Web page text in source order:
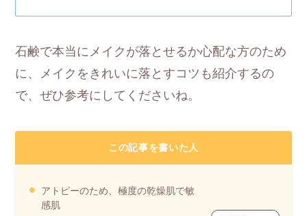
石鹸で本当にメイクが落とせるか心配な方のため
に、メイクをきれいに落とすコツも紹介するの
で、ぜひ参考にしてくださいね。
この記事を書いた人
アトピーのため、極度の乾燥肌で敏
感肌